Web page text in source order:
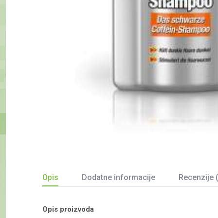
Opis Dodatne informacije Recenzije
Opis proizvoda